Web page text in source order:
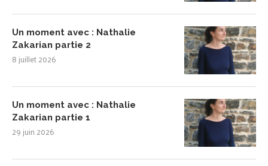
Un moment avec : Nathalie
Zakarian partie 2
8 juillet 2026
Un moment avec : Nathalie
Zakarian partie 1
29 juin 2026